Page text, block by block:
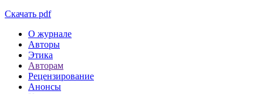
Скачать pdf
О журнале
Авторы
Этика
Авторам
Рецензирование
Анонсы